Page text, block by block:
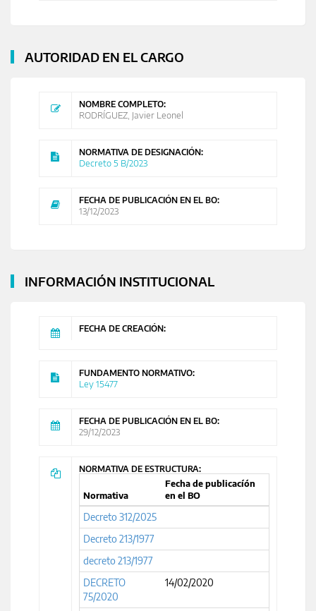
AUTORIDAD EN EL CARGO
NOMBRE COMPLETO:
RODRÍGUEZ, Javier Leonel
NORMATIVA DE DESIGNACIÓN:
Decreto 5 B/2023
FECHA DE PUBLICACIÓN EN EL BO:
13/12/2023
INFORMACIÓN INSTITUCIONAL
FECHA DE CREACIÓN:
FUNDAMENTO NORMATIVO:
Ley 15477
FECHA DE PUBLICACIÓN EN EL BO:
29/12/2023
NORMATIVA DE ESTRUCTURA:
Normativa
Fecha de publicacíón
en el BO
Decreto 312/2025
Decreto 213/1977
decreto 213/1977
DECRETO
75/2020
14/02/2020